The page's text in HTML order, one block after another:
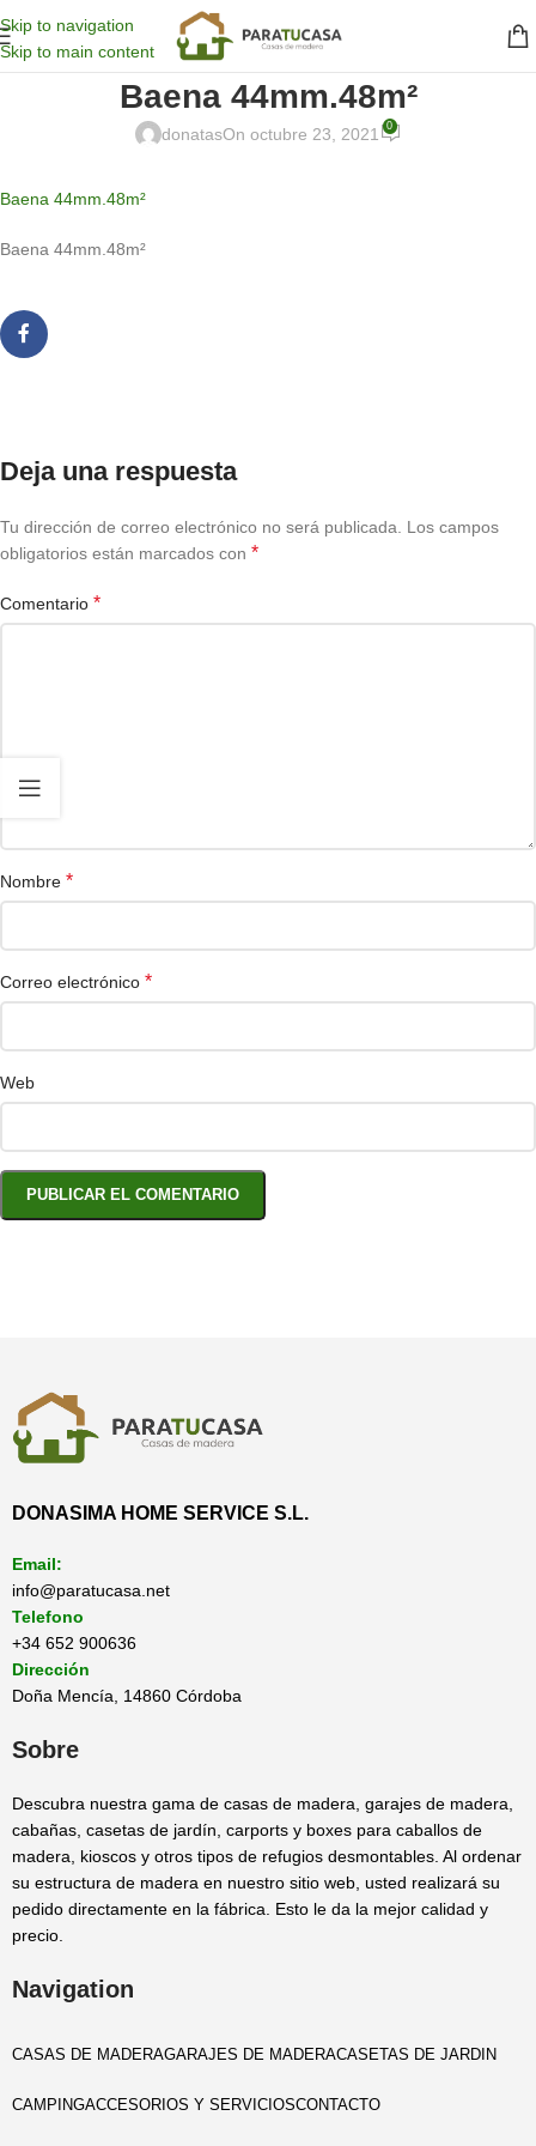
Skip to navigation
Skip to main content
Baena 44mm.48m²
donatasOn octubre 23, 2021 0
Baena 44mm.48m²
Baena 44mm.48m²
Deja una respuesta
Tu dirección de correo electrónico no será publicada.
Los campos
obligatorios están marcados con *
Comentario *
Nombre *
Correo electrónico *
Web
DONASIMA HOME SERVICE S.L.
Email:
info@paratucasa.net
Telefono
+34 652 900636
Dirección
Doña Mencía, 14860 Córdoba
Sobre
Descubra nuestra gama de casas de madera, garajes de madera,
cabañas, casetas de jardín, carports y boxes para caballos de
madera, kioscos y otros tipos de refugios desmontables. Al ordenar
su estructura de madera en nuestro sitio web, usted realizará su
pedido directamente en la fábrica. Esto le da la mejor calidad y
precio.
Navigation
CASAS DE MADERAGARAJES DE MADERACASETAS DE JARDIN
CAMPINGACCESORIOS Y SERVICIOSCONTACTO